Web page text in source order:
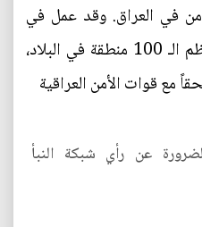
في العراق. وقد عمل في
كل محافظة عراقية وفي معظم الـ 100 منطقة في البلاد،
مع قوات الأمن العراقية
عن رأي شبكة النبأ